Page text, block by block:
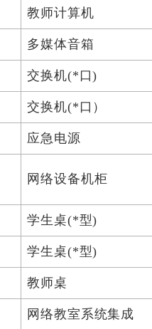
教师计算机
多媒体音箱
交换机(*口)
交换机(*口）
应急电源
网络设备机柜
学生桌(*型)
学生桌(*型)
教师桌
网络教室系统集成